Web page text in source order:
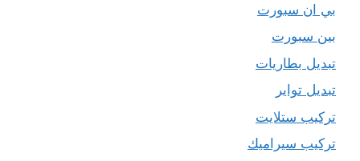
بي ان سبورت
بين سبورت
تبديل بطاريات
تبديل تواير
تركيب ستلايت
تركيب سيراميك